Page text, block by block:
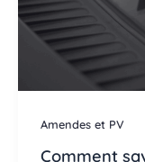
Amendes et PV
Comment